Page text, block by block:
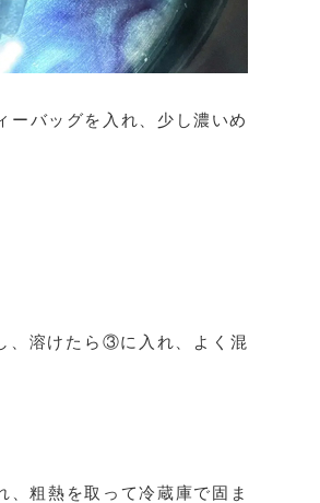
バッグを入れ、少し濃いめ
、溶けたら③に入れ、よく混
粗熱を取って冷蔵庫で固ま